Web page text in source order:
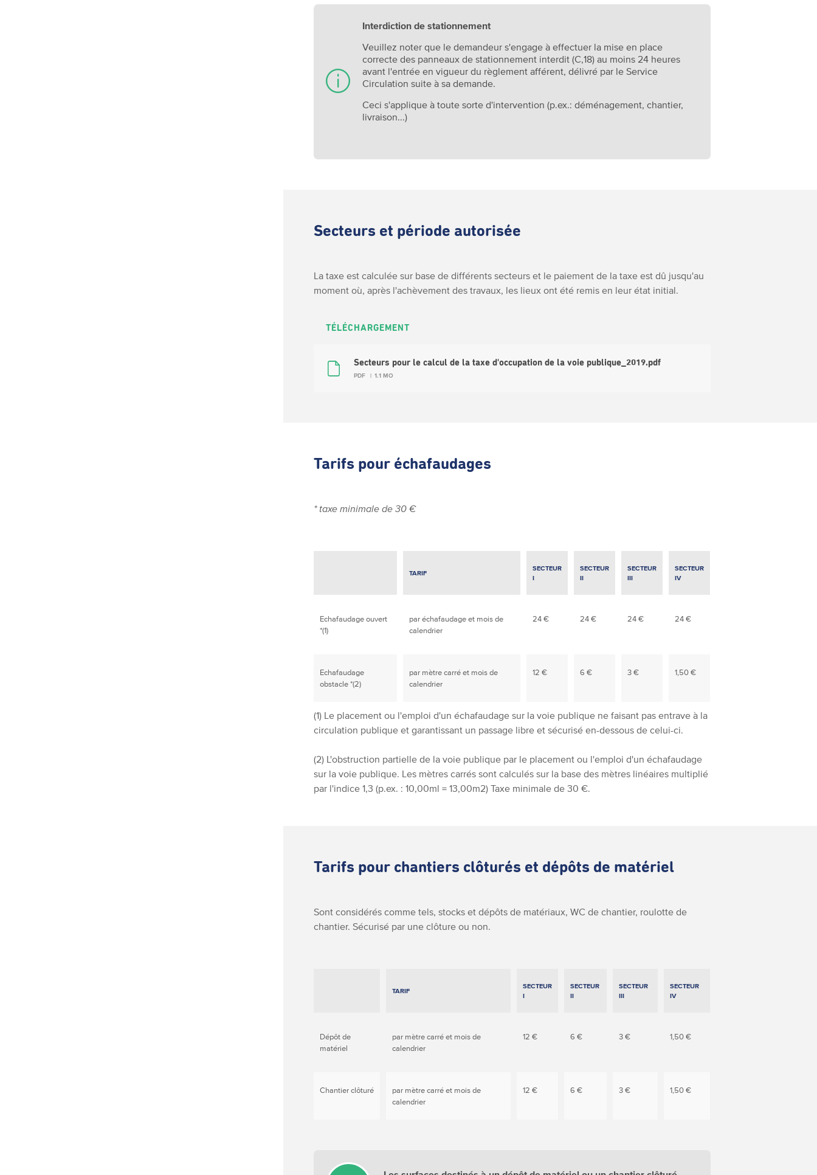
Interdiction de stationnement
Veuillez noter que le demandeur s'engage à effectuer la mise en place
correcte des panneaux de stationnement interdit (C,18) au moins 24 heures
avant l'entrée en vigueur du règlement afférent, délivré par le Service
Circulation suite à sa demande.
Ceci s'applique à toute sorte d'intervention (p.ex.: déménagement, chantier,
livraison...)
Secteurs et période autorisée
La taxe est calculée sur base de différents secteurs et le paiement de la taxe est dû jusqu'au
moment où, après l'achèvement des travaux, les lieux ont été remis en leur état initial.
TÉLÉCHARGEMENT
Secteurs pour le calcul de la taxe d'occupation de la voie publique_2019.pdf
PDF 1.1 MO
Tarifs pour échafaudages
* taxe minimale de 30 €
TARIF
SECTEUR
I
SECTEUR
II
SECTEUR
III
SECTEUR
IV
Echafaudage ouvert
*(1)
par échafaudage et mois de
calendrier
24 € 24 € 24 € 24 €
Echafaudage
obstacle *(2)
par mètre carré et mois de
calendrier
12 € 6 € 3 € 1,50 €
(1) Le placement ou l'emploi d'un échafaudage sur la voie publique ne faisant pas entrave à la
circulation publique et garantissant un passage libre et sécurisé en-dessous de celui-ci.
(2) L'obstruction partielle de la voie publique par le placement ou l'emploi d'un échafaudage
sur la voie publique. Les mètres carrés sont calculés sur la base des mètres linéaires multiplié
par l'indice 1,3 (p.ex. : 10,00ml = 13,00m2) Taxe minimale de 30 €.
Tarifs pour chantiers clôturés et dépôts de matériel
Sont considérés comme tels, stocks et dépôts de matériaux, WC de chantier, roulotte de
chantier. Sécurisé par une clôture ou non.
TARIF
SECTEUR
I
SECTEUR
II
SECTEUR
III
SECTEUR
IV
Dépôt de
matériel
par mètre carré et mois de
calendrier
12 € 6 € 3 € 1,50 €
Chantier clôturé
par mètre carré et mois de
calendrier
12 € 6 € 3 € 1,50 €